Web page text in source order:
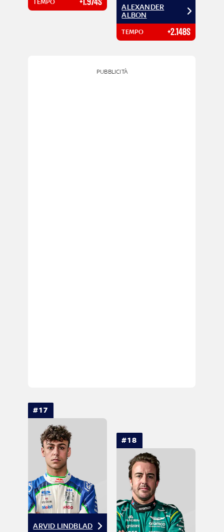
TEMPO
ALEXANDER
ALBON
TEMPO +2.148S
PUBBLICITÀ
#17
ARVID LINDBLAD
#18